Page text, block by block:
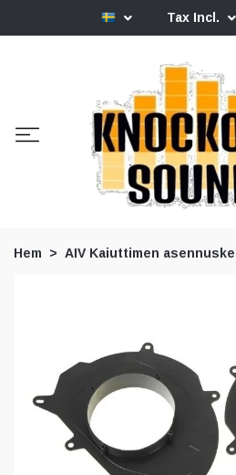
Tax Incl.
Hem AIV Kaiuttimen